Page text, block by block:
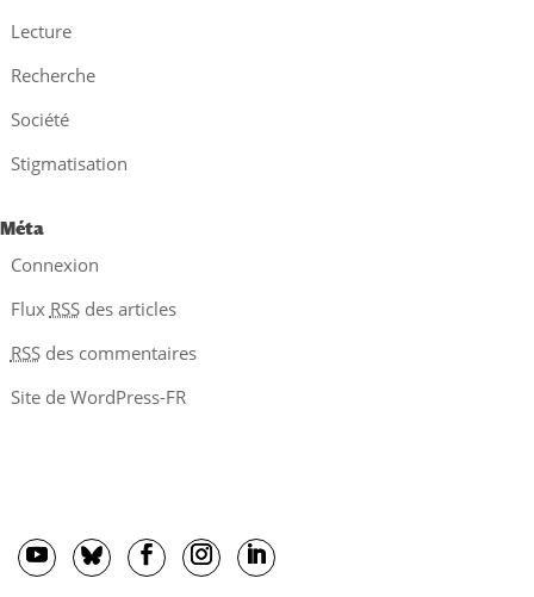
Lecture
Recherche
Société
Stigmatisation
Méta
Connexion
Flux RSSdes articles
RSSdes commentaires
Site de WordPress-FR